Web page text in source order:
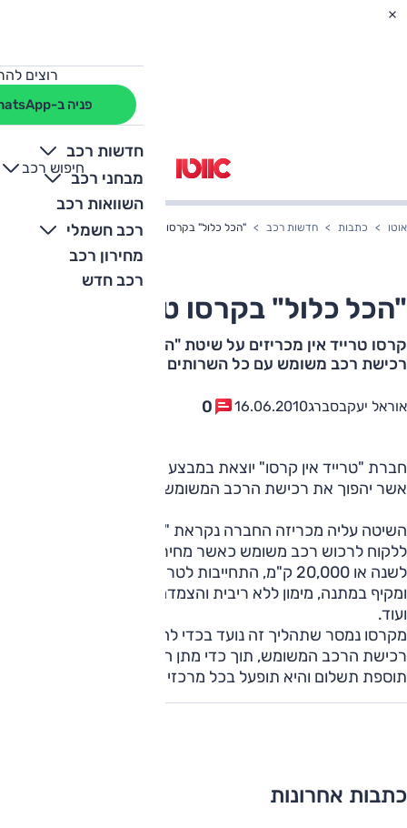
רוצים
פניה ב-WhatsApp
חדשות רכב
מבחני רכב
השוואות רכב
רכב חשמלי
מחירון רכב
רכב חדש
חיפוש רכב
+
-
אוטו כתבות חדשות רכב "הכל כלול" בקרסו טרייד אין
"הכל כלול" בקרסו טרייד אין
קרסו טרייד אין מכריזים על שיטת "הכל כלול" המאפשרת
רכישת רכב משומש עם כל השרותים הנלווים
אוראל יעקבסברג16.06.2010
0
חברת "טרייד אין קרסו" יוצאת במבצע מהפכני, לראשונה בארץ,
אשר יהפוך את רכישת הרכב המשומש לנוחה ויעילה מתמיד.
השיטה עליה מכריזה החברה נקראת "הכל כלול" מאפשרת
ללקוח לרכוש רכב משומש כאשר מחיר הרכב כולל: אחריות יצרן
לשנה או 20,000 ק"מ, התחייבות לטרייד אין עתידי, ביטוח חובה
ומקיף במתנה, מימון ללא ריבית והצמדה, חיישני חנייה כמתנה
ועוד.
מקרסו נמסר שתהליך זה נועד בכדי להקל ולזרז את תהליך
רכישת הרכב המשומש, תוך כדי מתן הטבות ושירותים ללא
תוספת תשלום והיא תופעל בכל מרכזי "טרייד אין קרסו".
כתבות אחרונות